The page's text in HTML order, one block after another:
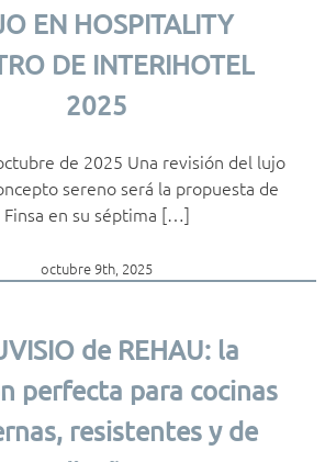
EN HOSPITALITY
DE INTERIHOTEL
2025
de 2025 Una revisión del lujo
sereno será la propuesta de
Finsa en su séptima […]
octubre 9th, 2025
de REHAU: la
perfecta para cocinas
resistentes y de